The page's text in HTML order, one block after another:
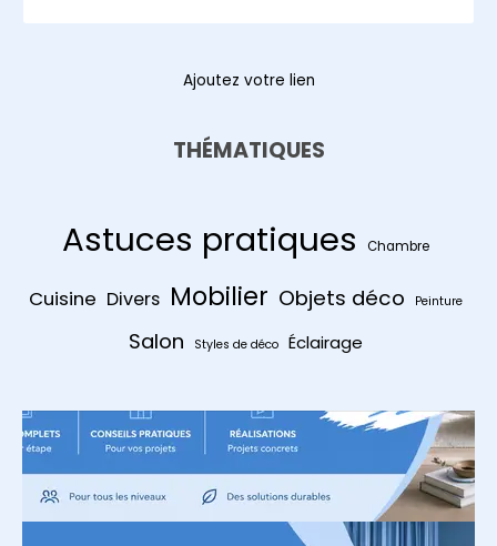
Ajoutez votre lien
THÉMATIQUES
Astuces pratiques Chambre
Cuisine Divers Mobilier Objets déco Peinture
Salon Styles de déco Éclairage